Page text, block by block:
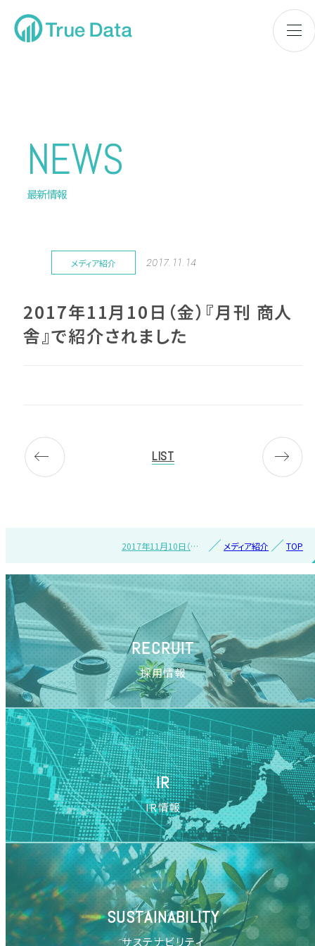
NEWS
最新情報
メディア紹介 2017.11.14
2017年11月10日（金）『月刊 商人
舎』で紹介されました
LIST
TOP
メディア紹介
2017年11月10日（金）
RECRUIT
採用情報
IR
IR情報
SUSTAINABILITY
サステナビリティ